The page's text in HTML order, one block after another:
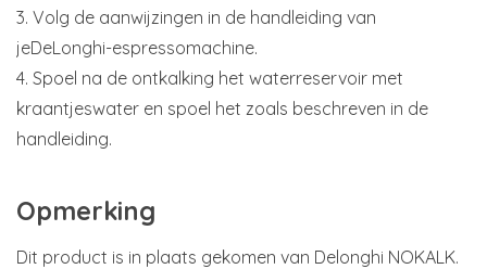
3. Volg de aanwijzingen in de handleiding van
jeDeLonghi-espressomachine.
4. Spoel na de ontkalking het waterreservoir met
kraantjeswater en spoel het zoals beschreven in de
handleiding.
Opmerking
Dit product is in plaats gekomen van Delonghi NOKALK.